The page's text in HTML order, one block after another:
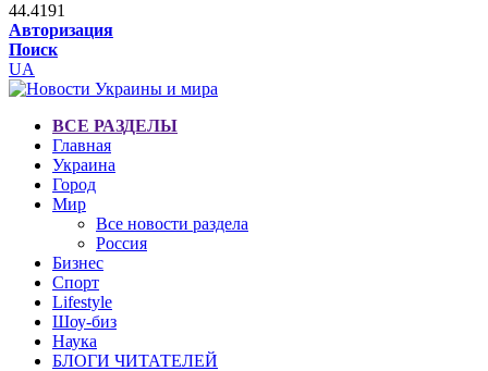
44.4191
Авторизация
Поиск
UA
ВСЕ РАЗДЕЛЫ
Главная
Украина
Город
Мир
Все новости раздела
Россия
Бизнес
Спорт
Lifestyle
Шоу-биз
Наука
БЛОГИ ЧИТАТЕЛЕЙ